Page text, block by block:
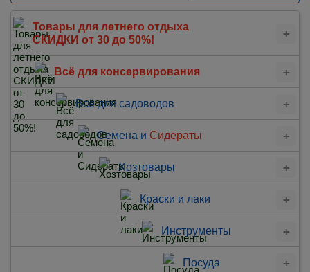
Товары для летнего отдыха
СКИДКИ от 30 до 50%!
Всё для консервирования
Всё для садоводов
Семена и Сидераты
Хозтовары
Краски и лаки
Инструменты
Посуда